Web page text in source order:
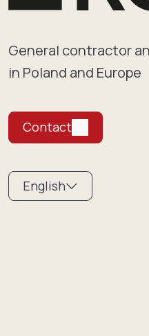
General contractor
in Poland and Europe
Contact
English